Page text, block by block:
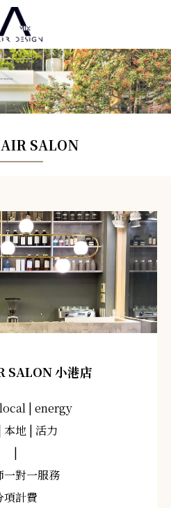
SALON
SALON 小港店
| energy
本地 | 活力
|
一對一服務
項計費